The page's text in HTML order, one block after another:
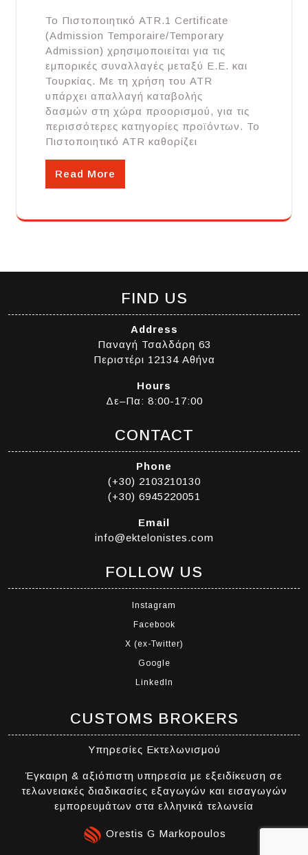
Το Πιστοποιητικό ATR.1 Certificate
(Admission Temporaire/Temporary
Admission) χρησιμοποιείται για τις
εμπορικές συναλλαγές μεταξύ Ε.Ε. και
Τουρκίας. Με τη χρήση του ATR
υπάρχει απαλλαγή καταβολής
δασμών στη χώρα προορισμού, για τις
περισσότερες κατηγορίες προϊόντων. Το
Πιστοποιητικό ATR καθορίζει
Read More
FIND US
Address
Παναγή Τσαλδάρη 63
Περιστέρι 12134 Αθήνα
Hours
Δε–Πα: 8:00-17:00
CONTACT
Phone
(+30) 2103210130
(+30) 6945220051
Email
info@ektelonistes.com
FOLLOW US
Instagram
Facebook
X (ex-Twitter)
Google
LinkedIn
CUSTOMS BROKERS
Υπηρεσίες Εκτελωνισμού
Έγκαιρη & αξιόπιστη υπηρεσία με εξειδίκευση σε
τελωνειακές διαδικασίες εξαγωγών και εισαγωγών
εμπορευμάτων στα ελληνικά τελωνεία
Orestis G Markopoulos